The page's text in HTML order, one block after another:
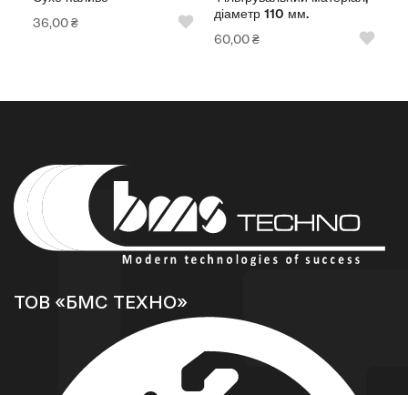
Всі товари
Підкатегорії відсутні.
36,00₴
діаметр 110 мм.
60,00₴
ТОВ «БМС ТЕХНО»